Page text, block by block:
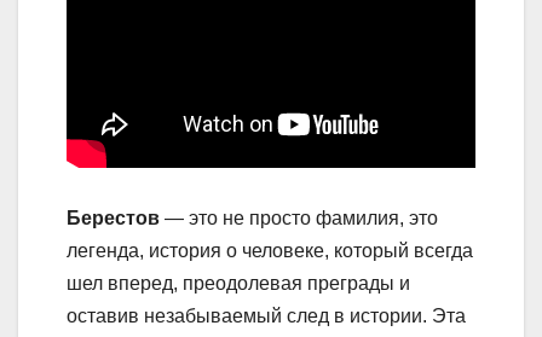
Берестов — это не просто фамилия, это
легенда, история о человеке, который всегда
шел вперед, преодолевая преграды и
оставив незабываемый след в истории. Эта